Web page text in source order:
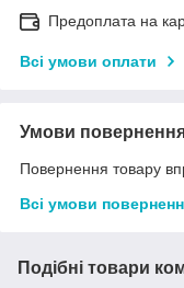
Предоплата на
Всі умови оплати
Умови
Повернення товару
Всі умови
Подібні товари